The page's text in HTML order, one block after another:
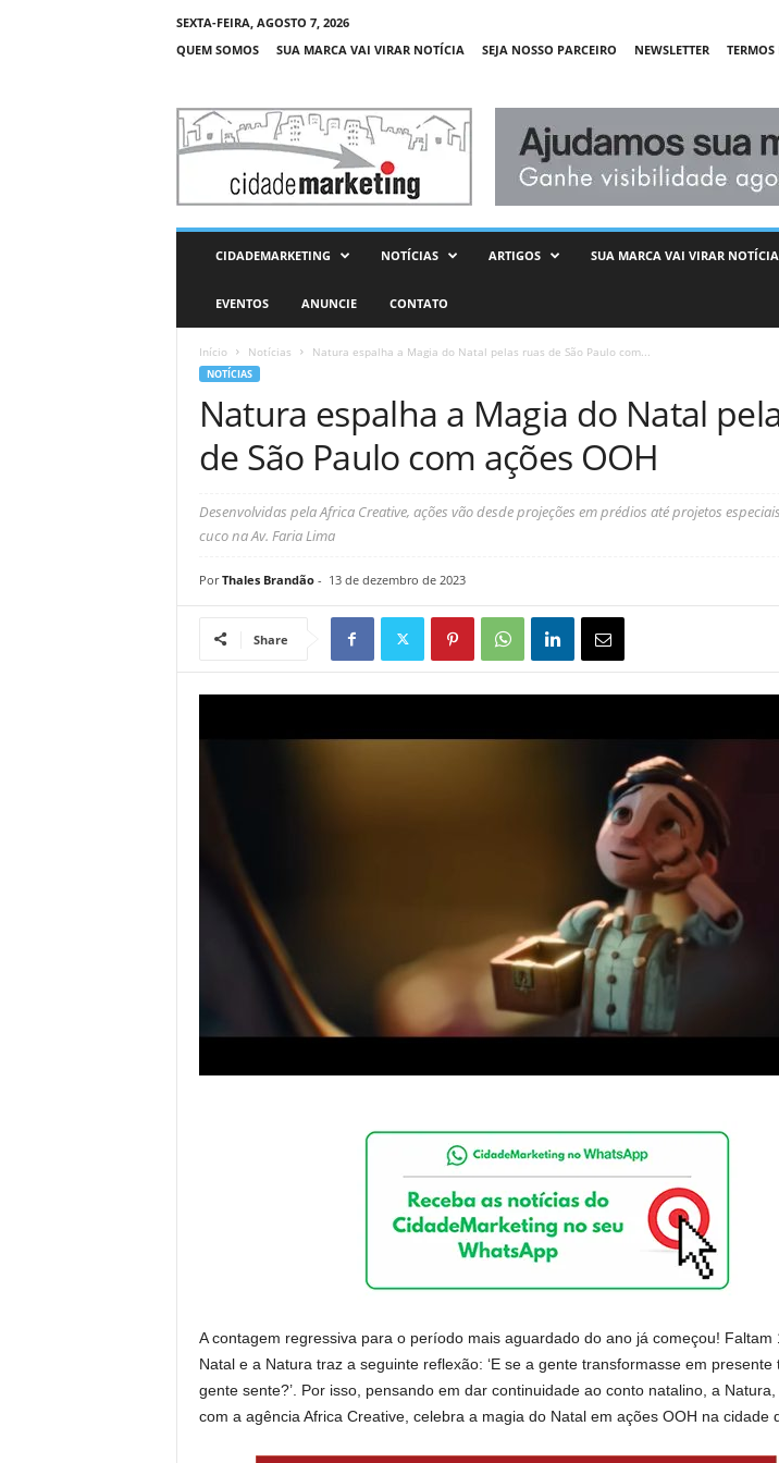
SEXTA-FEIRA, AGOSTO 7, 2026
QUEM SOMOS
SUA MARCA VAI VIRAR NOTÍCIA SEJA NOSSO PARCEIRO NEWSLETTER
C
d
CIDADEMARKETING NOTÍCIAS ARTIGOS SUA MARCA VAI VIRAR NOTÍCIA
EVENTOS ANUNCIE CONTATO
Início Notícias Natura espalha a Magia do Natal pelas ruas de São Paulo com...
NOTÍCIAS
Natura espalha a Magia do Natal
de São Paulo com ações OOH
Desenvolvidas pela Africa Creative, ações vão desde projeções em prédios até projetos
cuco na Av. Faria Lima
Por Thales Brandão- 13 de dezembro de 2023
Share
A contagem regressiva para o período mais aguardado do ano já começou! Faltam
Natal e a Natura traz a seguinte reflexão: ‘E se a gente transformasse em presente
gente sente?’. Por isso, pensando em dar continuidade ao conto natalino, a
com a agência Africa Creative, celebra a magia do Natal em ações OOH na cidade